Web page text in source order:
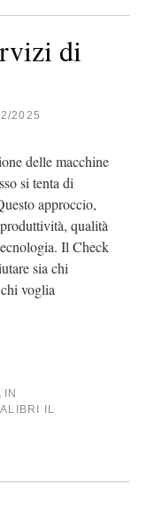
di
2025
delle macchine
si tenta di
approccio,
qualità
Il Check
sia chi
voglia
IN
IL